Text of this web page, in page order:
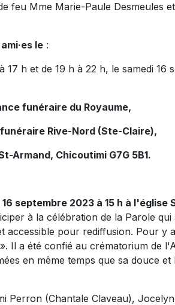
feu Mme Marie-Paule Desmeules
le :
17 h et de 19 h à 22 h, le samedi 16
funéraire du Royaume,
Rive-Nord (Ste-Claire),
Armand, Chicoutimi G7G 5B1.
septembre 2023 à 15 h à l'église
à la célébration de la Parole
accessible pour rediffusion. Pour y
». Il a été confié au crématorium de
en même temps que sa douce
Perron (Chantale Claveau),